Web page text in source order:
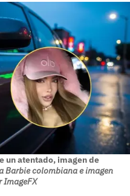
un atentado, imagen de
Barbie colombiana e imagen
ImageFX